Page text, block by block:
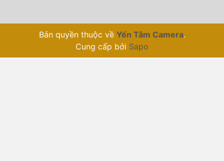
Bản quyền thuộc về Yến Tâm Camera.
Cung cấp bởi Sapo